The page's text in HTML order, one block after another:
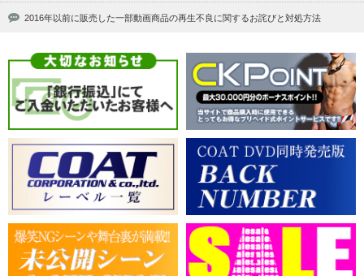
2016年以前に販売した一部動画商品の再生不良に関するお詫びと対処方法